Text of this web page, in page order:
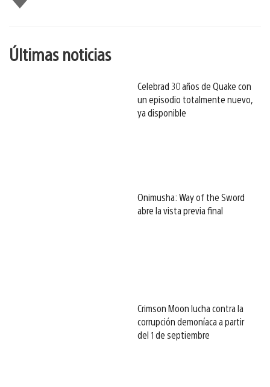
Últimas noticias
Celebrad 30 años de Quake con
un episodio totalmente nuevo,
ya disponible
Onimusha: Way of the Sword
abre la vista previa final
Crimson Moon lucha contra la
corrupción demoníaca a partir
del 1 de septiembre